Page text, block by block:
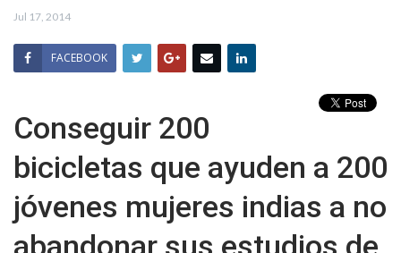
Jul 17, 2014
FACEBOOK
Conseguir 200
bicicletas que ayuden a 200
jóvenes mujeres indias a no